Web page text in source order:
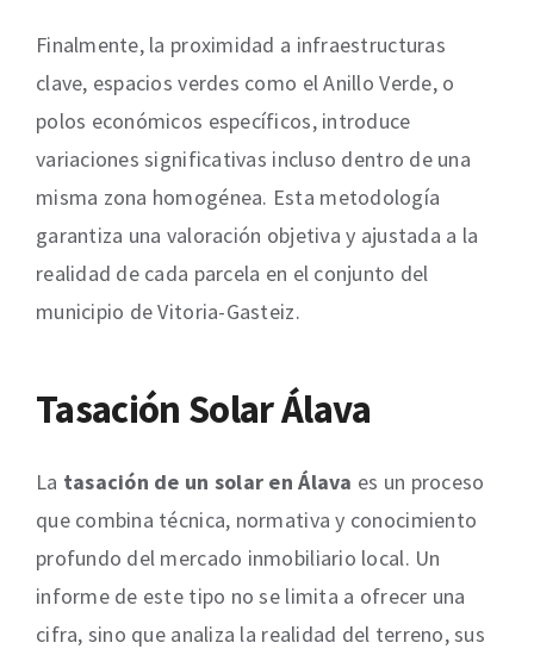
Finalmente, la proximidad a infraestructuras
clave, espacios verdes como el Anillo Verde, o
polos económicos específicos, introduce
variaciones significativas incluso dentro de una
misma zona homogénea. Esta metodología
garantiza una valoración objetiva y ajustada a la
realidad de cada parcela en el conjunto del
municipio de Vitoria-Gasteiz.
Tasación Solar Álava
La tasación de un solar en Álava es un proceso
que combina técnica, normativa y conocimiento
profundo del mercado inmobiliario local. Un
informe de este tipo no se limita a ofrecer una
cifra, sino que analiza la realidad del terreno, sus